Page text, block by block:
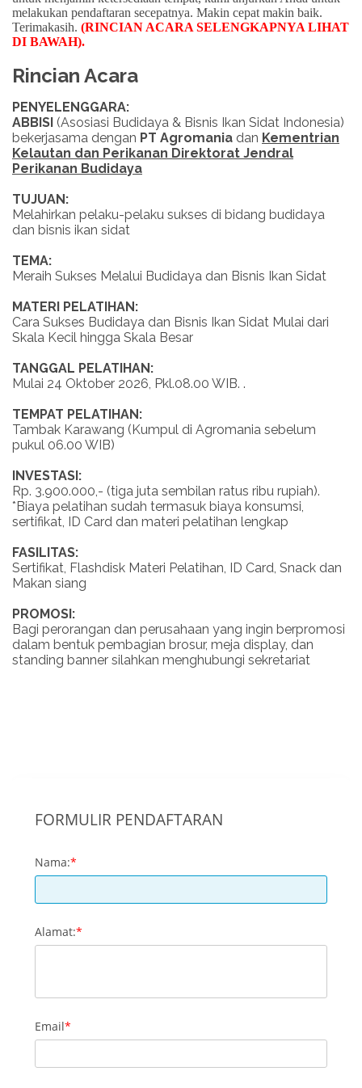
melakukan pendaftaran secepatnya. Makin cepat makin baik.
Terimakasih. (RINCIAN ACARA SELENGKAPNYA LIHAT
DI BAWAH).
Rincian Acara
PENYELENGGARA:
ABBISI (Asosiasi Budidaya & Bisnis Ikan Sidat Indonesia)
bekerjasama dengan PT Agromania dan Kementrian
Kelautan dan Perikanan Direktorat Jendral
Perikanan Budidaya
TUJUAN:
Melahirkan pelaku-pelaku sukses di bidang budidaya
dan bisnis ikan sidat
TEMA:
Meraih Sukses Melalui Budidaya dan Bisnis Ikan Sidat
MATERI PELATIHAN:
Cara Sukses Budidaya dan Bisnis Ikan Sidat Mulai dari
Skala Kecil hingga Skala Besar
TANGGAL PELATIHAN:
Mulai 24 Oktober 2026, Pkl.08.00 WIB. .
TEMPAT PELATIHAN:
Tambak Karawang (Kumpul di Agromania sebelum
pukul 06.00 WIB)
INVESTASI:
Rp. 3.900.000,- (tiga juta sembilan ratus ribu rupiah).
*Biaya pelatihan sudah termasuk biaya konsumsi,
sertifikat, ID Card dan materi pelatihan lengkap
FASILITAS:
Sertifikat, Flashdisk Materi Pelatihan, ID Card, Snack dan
Makan siang
PROMOSI:
Bagi perorangan dan perusahaan yang ingin berpromosi
dalam bentuk pembagian brosur, meja display, dan
standing banner silahkan menghubungi sekretariat